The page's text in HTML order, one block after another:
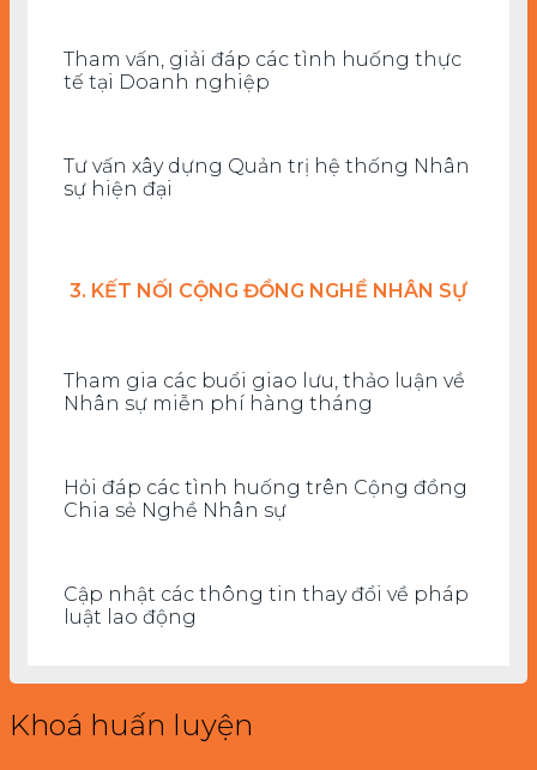
Tham vấn, giải đáp các tình huống thực
tế tại Doanh nghiệp
Tư vấn xây dựng Quản trị hệ thống Nhân
sự hiện đại
3. KẾT NỐI CỘNG ĐỒNG NGHỀ NHÂN SỰ
Tham gia các buổi giao lưu, thảo luận về
Nhân sự miễn phí hàng tháng
Hỏi đáp các tình huống trên Cộng đồng
Chia sẻ Nghề Nhân sự
Cập nhật các thông tin thay đổi về pháp
luật lao động
Khoá huấn luyện